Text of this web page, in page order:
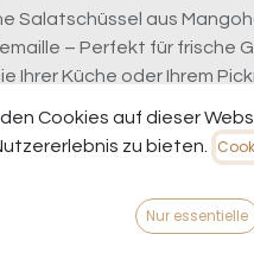
Salatschüssel aus
– Perfekt für frische
Ihrer Küche oder Ihrem
aus nachhaltigem
mit einer hochwertigen,
aussieht, sondern
Cookies auf dieser
zu bieten.
Nur essentielle